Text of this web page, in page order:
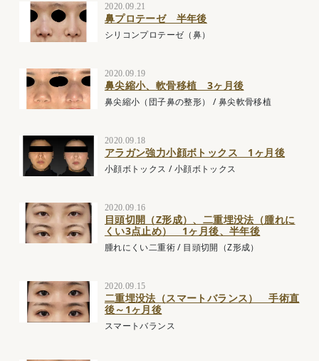
2020.09.21
鼻プロテーゼ 半年後
シリコンプロテーゼ（鼻）
2020.09.19
鼻尖縮小、軟骨移植 3ヶ月後
鼻尖縮小（団子鼻の整形） /鼻尖軟骨移植
2020.09.18
アラガン強力小顔ボトックス 1ヶ月後
小顔ボトックス /小顔ボトックス
2020.09.16
目頭切開（Z形成）、二重埋没法（腫れに
くい3点止め） 1ヶ月後、半年後
腫れにくい二重術/ 目頭切開（Z形成）
2020.09.15
二重埋没法（スマートバランス） 手術直
後～1ヶ月後
スマートバランス